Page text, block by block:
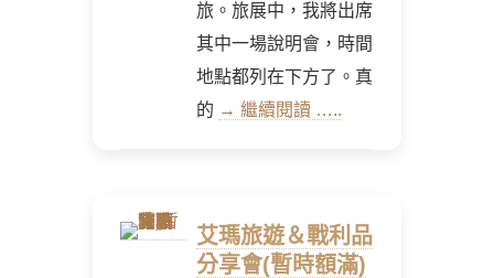
旅。旅展中，我將出席
其中一場說明會，時間
地點都列在下方了。真
的 → 繼續閱讀 …..
艾瑪旅遊＆戰利品
分享會(暫時額滿)